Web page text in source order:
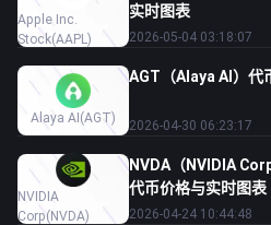
Apple Inc.
Stock(AAPL)
实时图表
2026-05-04 03:18:07
Alaya AI(AGT)
AGT（Alaya AI）代
2026-04-30 06:23:17
NVIDIA
Corp(NVDA)
NVDA（NVIDIA
代币价格与实时图表
2026-04-24 10:44:48